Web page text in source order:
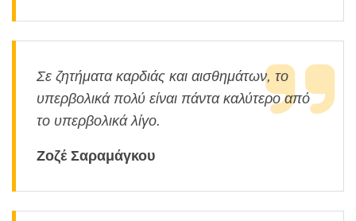
Σε ζητήματα καρδιάς και αισθημάτων, το
υπερβολικά πολύ είναι πάντα καλύτερο από
το υπερβολικά λίγο.
Ζοζέ Σαραμάγκου